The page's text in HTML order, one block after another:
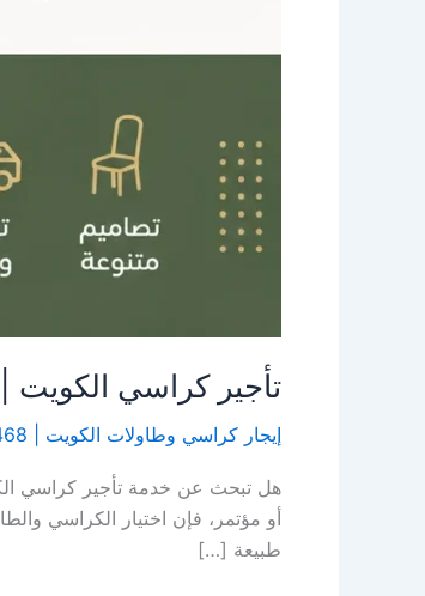
تأجير كراسي الكويت
إيجار كراسي وطاولات الكويت | 96645468
هل تبحث عن خدمة تأجير كراسي
أو مؤتمر، فإن اختيار الكراسي
طبيعة […]